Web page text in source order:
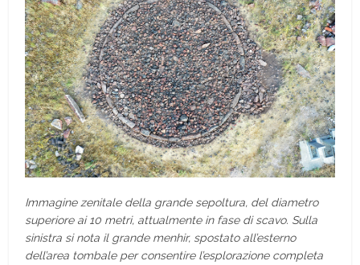
Immagine zenitale della grande sepoltura, del diametro
superiore ai 10 metri, attualmente in fase di scavo. Sulla
sinistra si nota il grande menhir, spostato all’esterno
dell’area tombale per consentire l’esplorazione completa